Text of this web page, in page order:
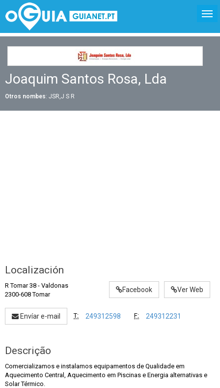
Joaquim Santos Rosa, Lda
Otros nombes: JSR,J S R
Localización
Ver Web
Facebook
R Tomar 38 - Valdonas
2300-608 Tomar
Envíar e-mail T: 249312598 F: 249312231
Descrição
Comercializamos e instalamos equipamentos de Qualidade em
Aquecimento Central, Aquecimento em Piscinas e Energia alternativas e
Solar Térmico.